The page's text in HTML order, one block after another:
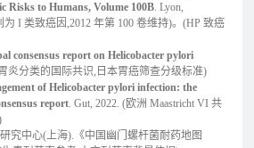
Risks to Humans, Volume 100B. Lyon,
为 I 类致癌因,2012 年第 100 卷维持)。(HP 致癌
consensus report on Helicobacter pylori
炎分类的国际共识,日本胃癌筛查分级标准)
of Helicobacter pylori infection: the
report. Gut, 2022. (欧洲 Maastricht VI 共
究中心(上海).《中国幽门螺杆菌耐药地图